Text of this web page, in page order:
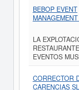
BEBOP EVENT
LA
EVENTOS
CORRECTOR
CARENCIAS